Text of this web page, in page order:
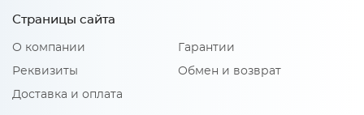
Страницы сайта
О компании
Реквизиты
Доставка и оплата
Гарантии
Обмен и возврат